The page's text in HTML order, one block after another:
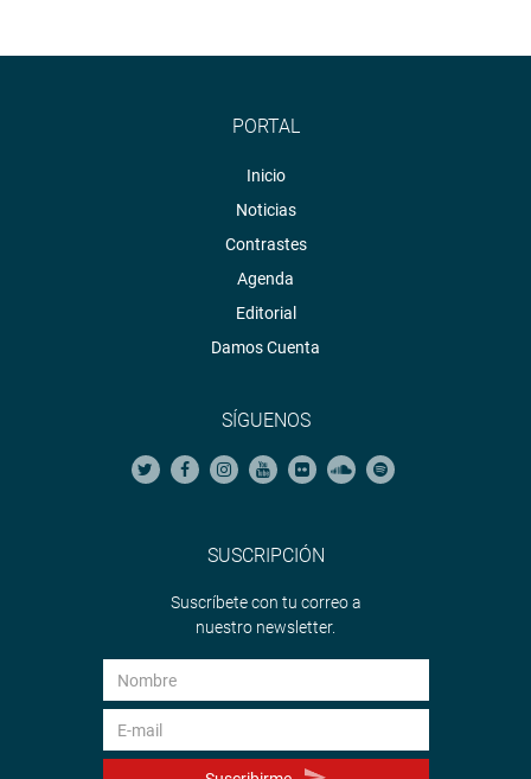
PORTAL
Inicio
Noticias
Contrastes
Agenda
Editorial
Damos Cuenta
SÍGUENOS
SUSCRIPCIÓN
Suscríbete con tu correo a
nuestro newsletter.